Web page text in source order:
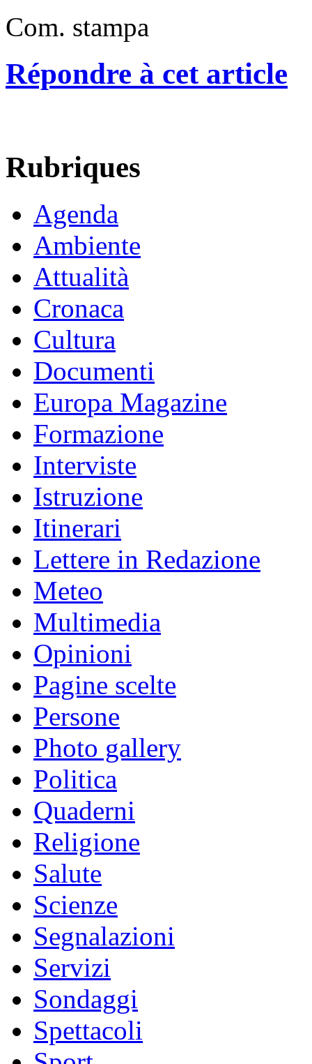
Com. stampa
Répondre à cet article
Rubriques
Agenda
Ambiente
Attualità
Cronaca
Cultura
Documenti
Europa Magazine
Formazione
Interviste
Istruzione
Itinerari
Lettere in Redazione
Meteo
Multimedia
Opinioni
Pagine scelte
Persone
Photo gallery
Politica
Quaderni
Religione
Salute
Scienze
Segnalazioni
Servizi
Sondaggi
Spettacoli